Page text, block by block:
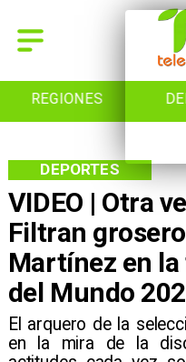
REGIONES
VIDEO | Otra
Filtran
Martínez en la
del Mundo
​El arquero de la
en la mira de la
DEPORTES